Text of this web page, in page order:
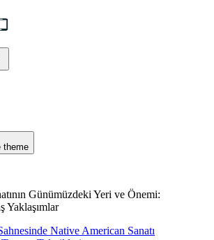
theme
Günümüzdeki Yeri ve Önemi:
Yaklaşımlar
Native American Sanatı